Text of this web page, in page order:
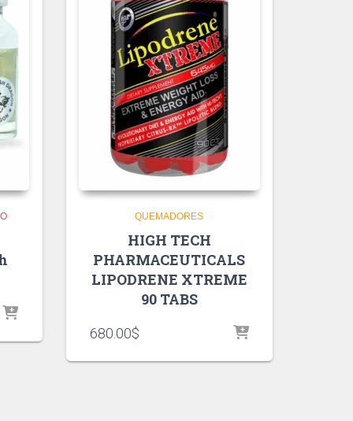
QUEMADORES
HIGH TECH
PHARMACEUTICALS
LIPODRENE XTREME
90 TABS
680.00$